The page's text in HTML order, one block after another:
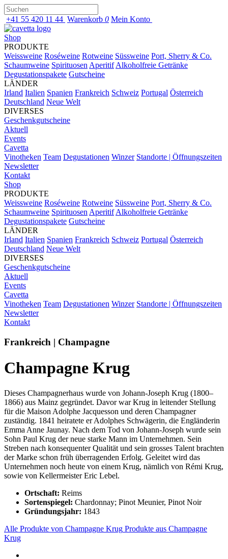
+41 55 420 11 44 Warenkorb 0 Mein Konto
Shop
PRODUKTE
Weissweine Roséweine Rotweine Süssweine Port, Sherry & Co.
Schaumweine Spirituosen Aperitif Alkoholfreie Getränke
Degustationspakete Gutscheine
LÄNDER
Irland Italien Spanien Frankreich Schweiz Portugal Österreich
Deutschland Neue Welt
DIVERSES
Geschenkgutscheine
Aktuell
Events
Cavetta
Vinotheken Team Degustationen Winzer Standorte | Öffnungszeiten
Newsletter
Kontakt
Shop
PRODUKTE
Weissweine Roséweine Rotweine Süssweine Port, Sherry & Co.
Schaumweine Spirituosen Aperitif Alkoholfreie Getränke
Degustationspakete Gutscheine
LÄNDER
Irland Italien Spanien Frankreich Schweiz Portugal Österreich
Deutschland Neue Welt
DIVERSES
Geschenkgutscheine
Aktuell
Events
Cavetta
Vinotheken Team Degustationen Winzer Standorte | Öffnungszeiten
Newsletter
Kontakt
Frankreich | Champagne
Champagne Krug
Dieses Champagnerhaus wurde von Johann-Joseph Krug (1800–
1866) aus Mainz gegründet. Davor war Krug in leitender Stellung
für die Maison Adolphe Jacquesson und deren Champagner
zuständig. 1841 heiratete er Adolphes Schwägerin, die Engländerin
Emma Anne Jaunay. Nach dem Tod von Johann-Joseph wurde sein
Sohn Paul Krug der neue starke Mann im Unternehmen. Sein
Streben nach konsequenter Qualität und sein grosses Talent brachten
der Marke schon früh überragenden Erfolg. Geleitet wird das
Unternehmen noch heute von einem Krug, nämlich von Rémi Krug,
sowie von Kellermeister Eric Lebel.
Ortschaft: Reims
Sortenspiegel: Chardonnay; Pinot Meunier, Pinot Noir
Gründungsjahr: 1843
Alle Produkte von Champagne Krug Produkte aus Champagne
Krug